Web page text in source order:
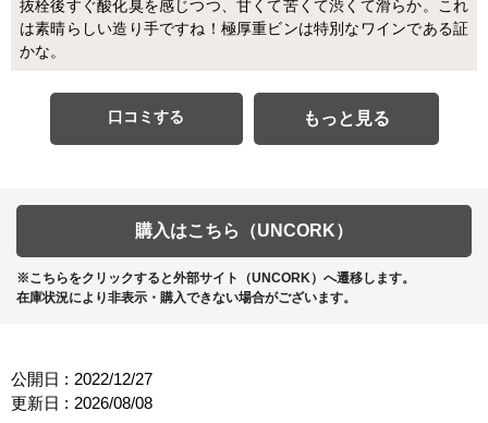
抜栓後すぐ酸化臭を感じつつ、甘くて苦くて渋くて滑らか。これ
は素晴らしい造り手ですね！極厚重ビンは特別なワインである証
かな。
口コミする もっと見る
購入はこちら（UNCORK）
※こちらをクリックすると外部サイト（UNCORK）へ遷移します。
在庫状況により非表示・購入できない場合がございます。
公開日 : 2022/12/27
更新日 : 2026/08/08